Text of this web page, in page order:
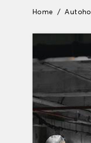
Home